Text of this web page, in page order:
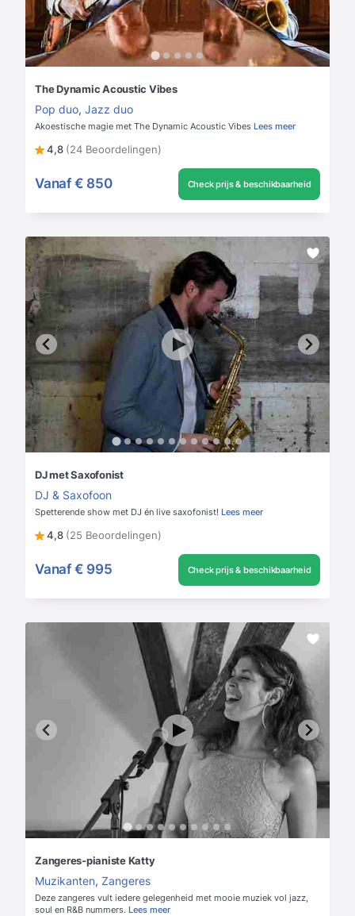
The Dynamic Acoustic Vibes
Pop duo, Jazz duo
Akoestische magie met The Dynamic Acoustic Vibes Lees meer
4,8 (24 Beoordelingen)
Vanaf € 850 Check prijs & beschikbaarheid
DJ met Saxofonist
DJ & Saxofoon
Spetterende show met DJ én live saxofonist! Lees meer
4,8 (25 Beoordelingen)
Vanaf € 995 Check prijs & beschikbaarheid
Zangeres-pianiste Katty
Muzikanten, Zangeres
Deze zangeres vult iedere gelegenheid met mooie muziek vol jazz,
soul en R&B nummers. Lees meer